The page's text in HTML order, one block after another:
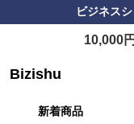
ビジネス
10,000
Bizishu
新着商品